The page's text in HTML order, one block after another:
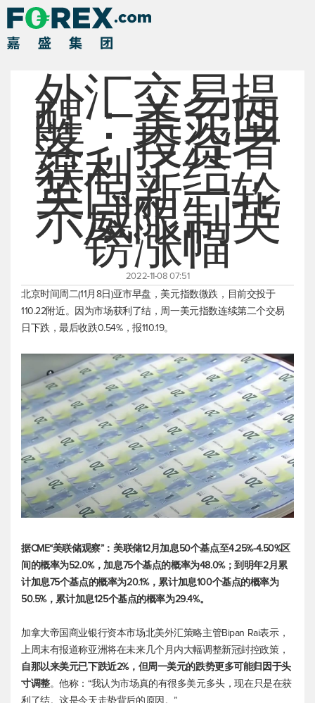
外汇交易提
醒：美元回
落，投资者
获利了结，
英国新一轮
示威限制英
镑涨幅
2022-11-08 07:51
北京时间周二(11月8日)亚市早盘， 美元指数微跌，目前交投于
110.22附近。因为市场获利了结，周一美元指数连续第二个交易
日下跌，最后收跌0.54%，报110.19。
据CME“美联储观察”：美联储12月加息50个基点至4.25%-4.50%区
间的概率为52.0%，加息75个基点的概率为48.0%；到明年2月累
计加息75个基点的概率为20.1%，累计加息100个基点的概率为
50.5%，累计加息125个基点的概率为29.4%。
加拿大帝国商业银行资本市场北美外汇策略主管Bipan Rai表示，
上周末有报道称亚洲将在未来几个月内大幅调整新冠封控政策，
自那以来美元已下跌近2%，但周一美元的跌势更多可能归因于头
寸调整。他称：“我认为市场真的有很多美元多头，现在只是在获
利了结。这是今天走势背后的原因。”